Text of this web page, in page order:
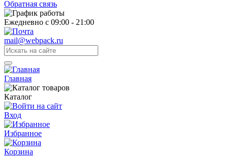
Обратная связь
Ежедневно с 09:00 - 21:00
mail@webpack.ru
Главная
Каталог
Вход
Избранное
Корзина